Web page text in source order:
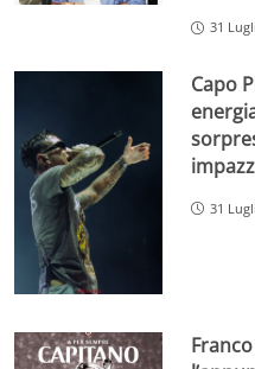
31
Capo
31